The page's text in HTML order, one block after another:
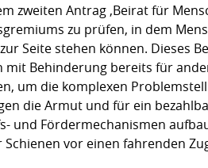
zweiten Antrag ‚Beirat für
zu prüfen, in dem
Seite stehen können. Dieses
mit Behinderung bereits für
um die komplexen
die Armut und für ein
und Fördermechanismen
Schienen vor einen fahrenden